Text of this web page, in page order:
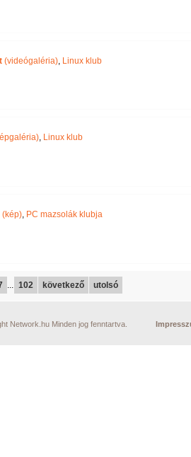
(videógaléria), Linux klub
, Linux klub
(kép), PC mazsolák klubja
... 102 következő utolsó
Network.hu Minden jog fenntartva.